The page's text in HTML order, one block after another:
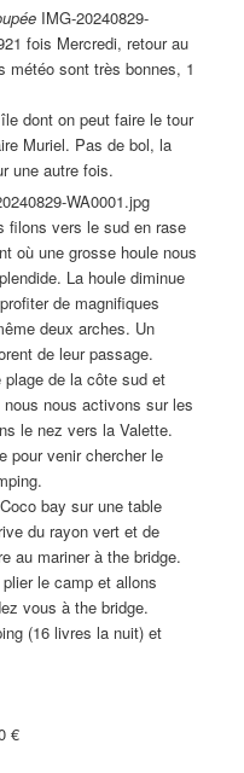
IMG-20240829-
fois Mercredi, retour au
météo sont très bonnes, 1
dont on peut faire le tour
Muriel. Pas de bol, la
une autre fois.
WA0001.jpg
filons vers le sud en rase
où une grosse houle nous
La houle diminue
de magnifiques
deux arches. Un
de leur passage.
de la côte sud et
nous activons sur les
le nez vers la Valette.
pour venir chercher le
bay sur une table
du rayon vert et de
au mariner à the bridge.
le camp et allons
vous à the bridge.
(16 livres la nuit) et
€